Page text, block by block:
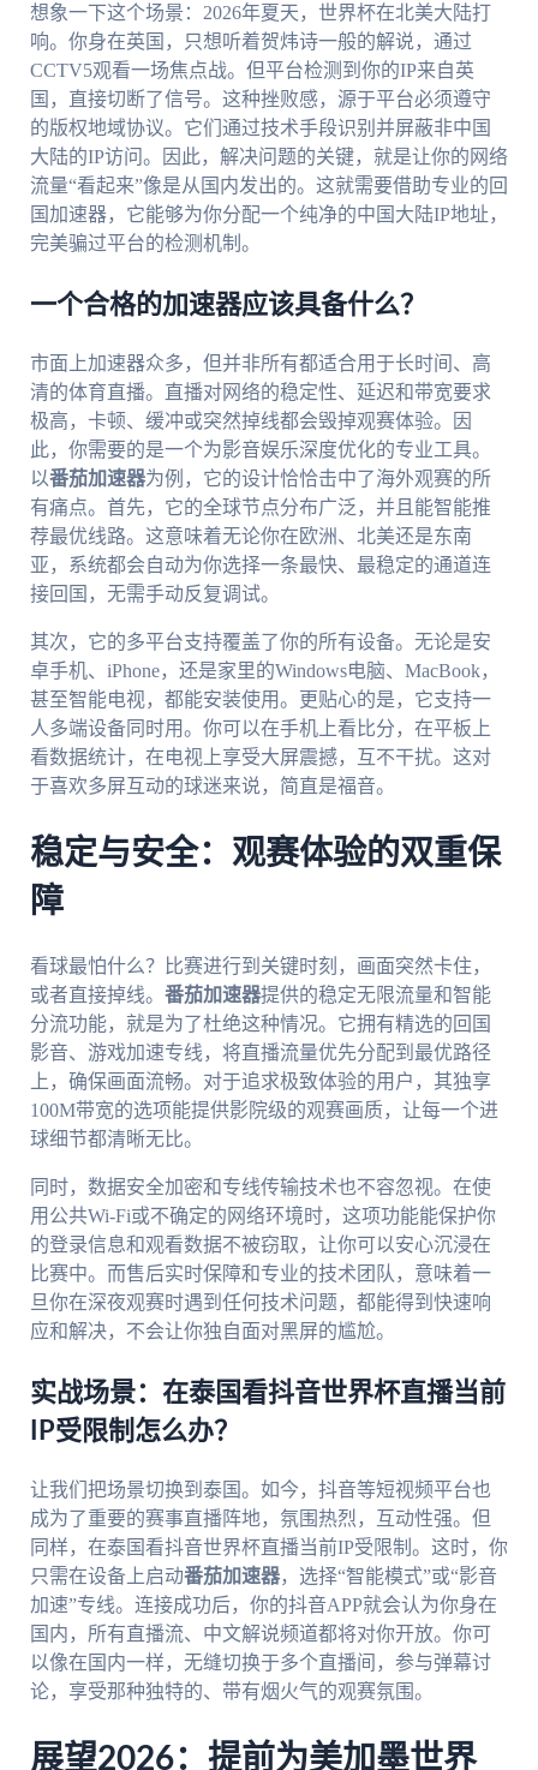
想象一下这个场景：2026年夏天，世界杯在北美大陆打
响。你身在英国，只想听着贺炜诗一般的解说，通过
CCTV5观看一场焦点战。但平台检测到你的IP来自英
国，直接切断了信号。这种挫败感，源于平台必须遵守
的版权地域协议。它们通过技术手段识别并屏蔽非中国
大陆的IP访问。因此，解决问题的关键，就是让你的网络
流量“看起来”像是从国内发出的。这就需要借助专业的回
国加速器，它能够为你分配一个纯净的中国大陆IP地址，
完美骗过平台的检测机制。
一个合格的加速器应该具备什么？
市面上加速器众多，但并非所有都适合用于长时间、高
清的体育直播。直播对网络的稳定性、延迟和带宽要求
极高，卡顿、缓冲或突然掉线都会毁掉观赛体验。因
此，你需要的是一个为影音娱乐深度优化的专业工具。
以番茄加速器为例，它的设计恰恰击中了海外观赛的所
有痛点。首先，它的全球节点分布广泛，并且能智能推
荐最优线路。这意味着无论你在欧洲、北美还是东南
亚，系统都会自动为你选择一条最快、最稳定的通道连
接回国，无需手动反复调试。
其次，它的多平台支持覆盖了你的所有设备。无论是安
卓手机、iPhone，还是家里的Windows电脑、MacBook，
甚至智能电视，都能安装使用。更贴心的是，它支持一
人多端设备同时用。你可以在手机上看比分，在平板上
看数据统计，在电视上享受大屏震撼，互不干扰。这对
于喜欢多屏互动的球迷来说，简直是福音。
稳定与安全：观赛体验的双重保
障
看球最怕什么？比赛进行到关键时刻，画面突然卡住，
或者直接掉线。 番茄加速器提供的稳定无限流量和智能
分流功能，就是为了杜绝这种情况。它拥有精选的回国
影音、游戏加速专线，将直播流量优先分配到最优路径
上，确保画面流畅。对于追求极致体验的用户，其独享
100M带宽的选项能提供影院级的观赛画质，让每一个进
球细节都清晰无比。
同时，数据安全加密和专线传输技术也不容忽视。在使
用公共Wi-Fi或不确定的网络环境时，这项功能能保护你
的登录信息和观看数据不被窃取，让你可以安心沉浸在
比赛中。而售后实时保障和专业的技术团队，意味着一
旦你在深夜观赛时遇到任何技术问题，都能得到快速响
应和解决，不会让你独自面对黑屏的尴尬。
实战场景：在泰国看抖音世界杯直播当前
IP受限制怎么办？
让我们把场景切换到泰国。如今，抖音等短视频平台也
成为了重要的赛事直播阵地，氛围热烈，互动性强。但
同样，在泰国看抖音世界杯直播当前IP受限制。这时，你
只需在设备上启动番茄加速器，选择“智能模式”或“影音
加速”专线。连接成功后，你的抖音APP就会认为你身在
国内，所有直播流、中文解说频道都将对你开放。你可
以像在国内一样，无缝切换于多个直播间，参与弹幕讨
论，享受那种独特的、带有烟火气的观赛氛围。
展望2026：提前为美加墨世界